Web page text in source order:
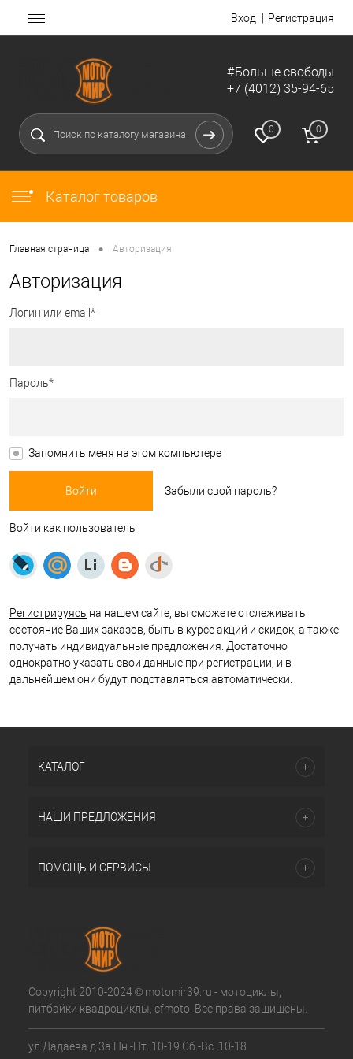
Вход Регистрация
#Больше свободы
+7 (4012) 35-94-65
0 0
Каталог товаров
Главная страница • Авторизация
Авторизация
Логин или email*
Пароль*
Запомнить меня на этом компьютере
Забыли свой пароль?
Войти как пользователь
Регистрируясь на нашем сайте, вы сможете отслеживать
состояние Ваших заказов, быть в курсе акций и скидок, а также
получать индивидуальные предложения. Достаточно
однократно указать свои данные при регистрации, и в
дальнейшем они будут подставляться автоматически.
КАТАЛОГ
НАШИ ПРЕДЛОЖЕНИЯ
ПОМОЩЬ И СЕРВИСЫ
Copyright 2010-2024 © motomir39.ru - мотоциклы,
питбайки квадроциклы, cfmoto. Все права защищены.
ул.Дадаева д.3а Пн.-Пт. 10-19 Сб.-Вс. 10-18